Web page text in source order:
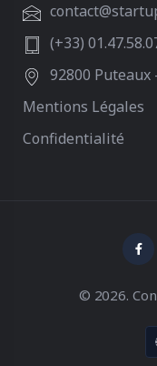
(+33)
92800 Puteaux
Mentions Légales
Confidentialité
© 2026.